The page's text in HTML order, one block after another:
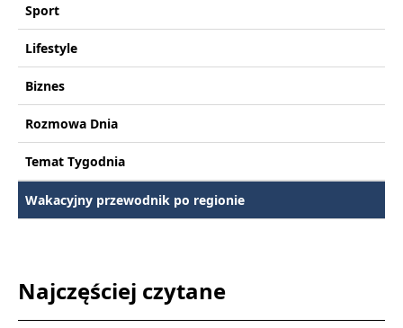
Sport
Lifestyle
Biznes
Rozmowa Dnia
Temat Tygodnia
Wakacyjny przewodnik po regionie
Najczęściej czytane